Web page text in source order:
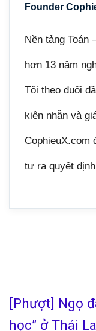
Founder
Nền tảng Toán
hơn 13 năm
Tôi theo đuổi
kiên nhẫn và
CophieuX.com
tư ra quyết
[Phượt] Ngọ
học” ở Thái